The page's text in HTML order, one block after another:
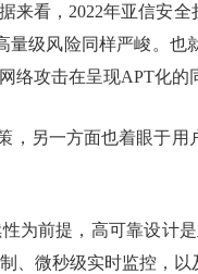
来看，2022年亚信安
量级风险同样严峻。
络攻击在呈现APT化的
，另一方面也着眼于
为前提，高可靠设计
、微秒级实时监控，